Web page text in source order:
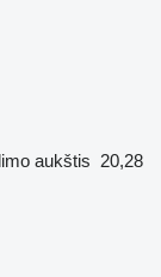
aukštis 20,28